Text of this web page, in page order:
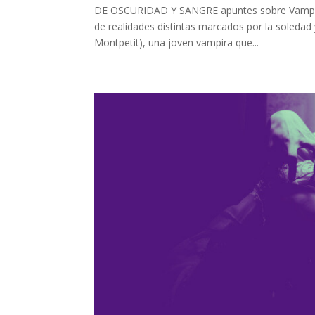
DE OSCURIDAD Y SANGRE apuntes sobre
de realidades distintas marcados por la
Montpetit), una joven vampira que...